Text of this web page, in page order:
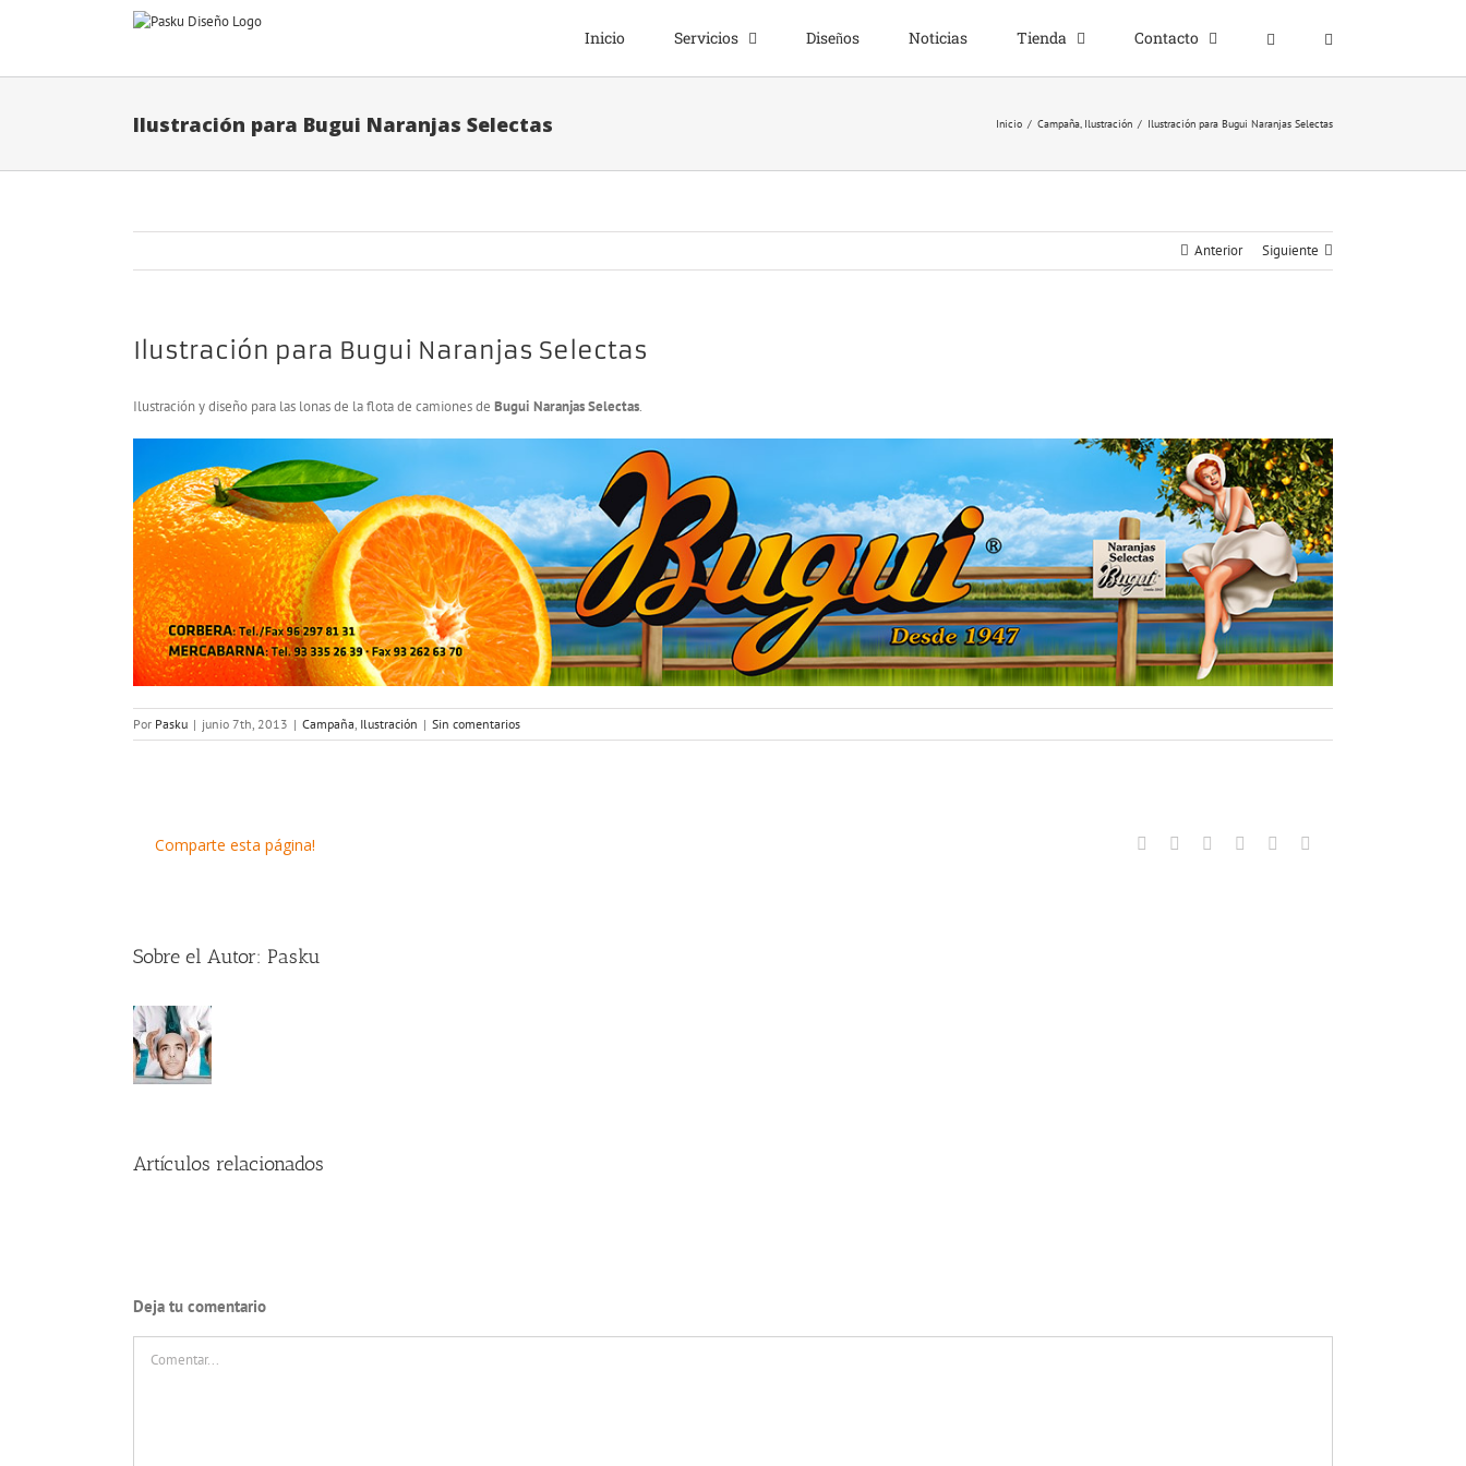
Inicio Servicios Diseños Noticias Tienda Contacto
Ilustración para Bugui Naranjas Selectas Inicio / Campaña, Ilustración / Ilustración para Bugui Naranjas Selectas
Anterior Siguiente
Ilustración para Bugui Naranjas Selectas
Ilustración y diseño para las lonas de la flota de camiones de Bugui Naranjas Selectas.
Por Pasku | junio 7th, 2013 | Campaña, Ilustración | Sin comentarios
Comparte esta página! Facebook
TwitterLinkedInWhatsApp
Pinterest
Sobre el Autor: Pasku
Artículos relacionados
Deja tu comentario